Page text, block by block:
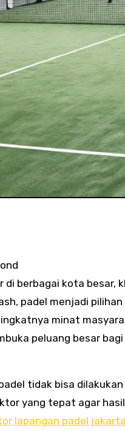
padel menjadi
minat
peluang besar
tidak bisa
yang tepat agar
lapangan padel jakarta